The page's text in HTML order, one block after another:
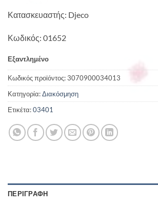
Κατασκευαστής: Djeco
Κωδικός: 01652
Εξαντλημένο
Κωδικός προϊόντος:3070900034013
Κατηγορία:Διακόσμηση
Ετικέτα:03401
ΠΕΡΙΓΡΑΦΉ